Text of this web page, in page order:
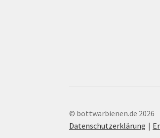
© bottwarbienen.de 2026
Datenschutzerklärung